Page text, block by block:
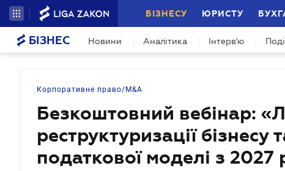
БІЗНЕСУ ЮРИСТУ
БІЗНЕС Новини Аналітика Інтерв'ю
Корпоративне право/M&A
Безкоштовний вебінар:
реструктуризації бізнесу
податкової моделі з 2027